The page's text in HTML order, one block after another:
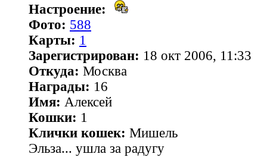
Настроение:
Фото: 588
Карты: 1
Зарегистрирован: 18 окт 2006, 11:33
Откуда: Москва
Награды: 16
Имя: Алексей
Кошки: 1
Клички кошек: Мишель
Эльза... ушла за радугу